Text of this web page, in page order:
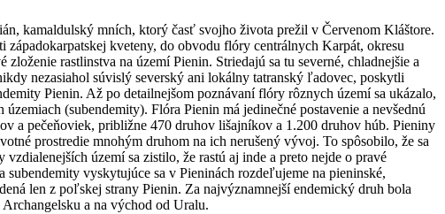
kamaldulský mních, ktorý časť svojho života prežil v Červenom Kláštore.
kveteny, do obvodu flóry centrálnych Karpát, okresu
rastlinstva na území Pienin. Striedajú sa tu severné, chladnejšie a
nezasiahol súvislý severský ani lokálny tatranský ľadovec, poskytli
Pienin. Až po detailnejšom poznávaní flóry rôznych území sa ukázalo,
(subendemity). Flóra Pienin má jedinečné postavenie a nevšednú
a pečeňoviek, približne 470 druhov lišajníkov a 1.200 druhov húb. Pieniny
prostredie mnohým druhom na ich nerušený vývoj. To spôsobilo, že sa
území sa zistilo, že rastú aj inde a preto nejde o pravé
vyskytujúce sa v Pieninách rozdeľujeme na pieninské,
len z poľskej strany Pienin. Za najvýznamnejší endemický druh bola
a na východ od Uralu.